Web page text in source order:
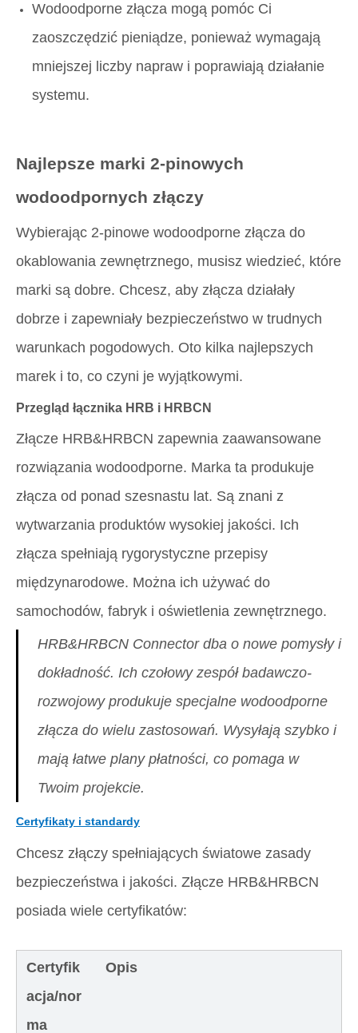
Wodoodporne złącza mogą pomóc Ci
zaoszczędzić pieniądze, ponieważ wymagają
mniejszej liczby napraw i poprawiają działanie
systemu.
Najlepsze marki 2-pinowych
wodoodpornych złączy
Wybierając 2-pinowe wodoodporne złącza do
okablowania zewnętrznego, musisz wiedzieć, które
marki są dobre. Chcesz, aby złącza działały
dobrze i zapewniały bezpieczeństwo w trudnych
warunkach pogodowych. Oto kilka najlepszych
marek i to, co czyni je wyjątkowymi.
Przegląd łącznika HRB i HRBCN
Złącze HRB&HRBCN zapewnia zaawansowane
rozwiązania wodoodporne. Marka ta produkuje
złącza od ponad szesnastu lat. Są znani z
wytwarzania produktów wysokiej jakości. Ich
złącza spełniają rygorystyczne przepisy
międzynarodowe. Można ich używać do
samochodów, fabryk i oświetlenia zewnętrznego.
HRB&HRBCN Connector dba o nowe pomysły i
dokładność. Ich czołowy zespół badawczo-
rozwojowy produkuje specjalne wodoodporne
złącza do wielu zastosowań. Wysyłają szybko i
mają łatwe plany płatności, co pomaga w
Twoim projekcie.
Certyfikaty i standardy
Chcesz złączy spełniających światowe zasady
bezpieczeństwa i jakości. Złącze HRB&HRBCN
posiada wiele certyfikatów:
Certyfik
acja/nor
ma
Opis